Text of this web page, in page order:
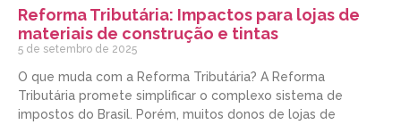
Reforma Tributária: Impactos para lojas de
materiais de construção e tintas
5 de setembro de 2025
O que muda com a Reforma Tributária? A Reforma
Tributária promete simplificar o complexo sistema de
impostos do Brasil. Porém, muitos donos de lojas de